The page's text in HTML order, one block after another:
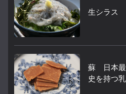
生シラス
蘇 日本最
史を持つ